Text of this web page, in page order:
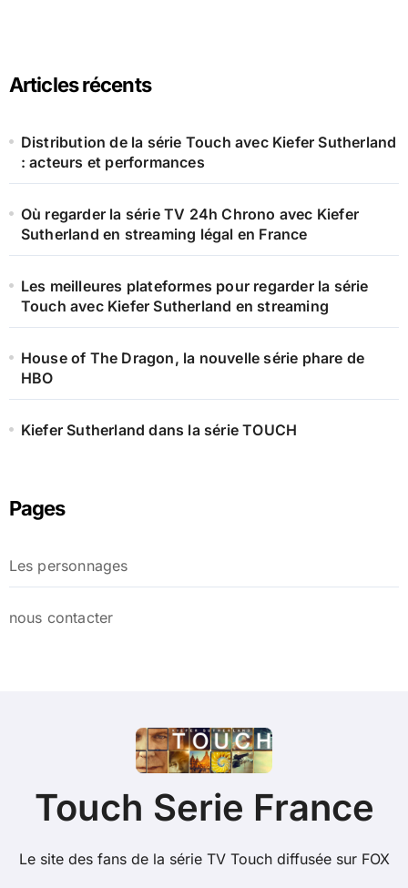
Articles récents
Distribution de la série Touch avec Kiefer Sutherland
: acteurs et performances
Où regarder la série TV 24h Chrono avec Kiefer
Sutherland en streaming légal en France
Les meilleures plateformes pour regarder la série
Touch avec Kiefer Sutherland en streaming
House of The Dragon, la nouvelle série phare de
HBO
Kiefer Sutherland dans la série TOUCH
Pages
Les personnages
nous contacter
Touch Serie France
Le site des fans de la série TV Touch diffusée sur FOX